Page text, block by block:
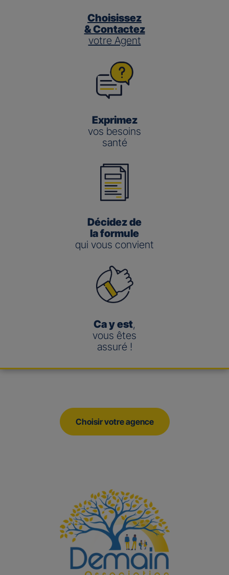
Choisissez
& Contactez
votre Agent
Exprimez
vos besoins
santé
Décidez de
la formule
qui vous convient
Ca y est,
vous êtes
assuré !
Choisir votre agence